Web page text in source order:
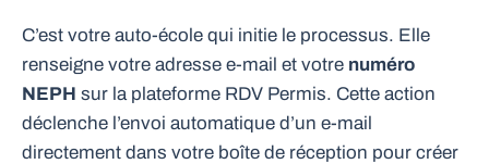
C’est votre auto-école qui initie le processus. Elle
renseigne votre adresse e-mail et votre numéro
NEPH sur la plateforme RDV Permis. Cette action
déclenche l’envoi automatique d’un e-mail
directement dans votre boîte de réception pour créer